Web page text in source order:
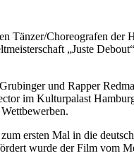
Tänzer/Choreografen der
„Juste
und Rapper
im Kulturpalast
ersten Mal in die
wurde der Film vom